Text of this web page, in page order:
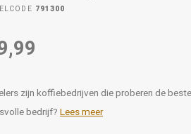
791300
zijn koffiebedrijven die proberen de
bedrijf? Lees meer